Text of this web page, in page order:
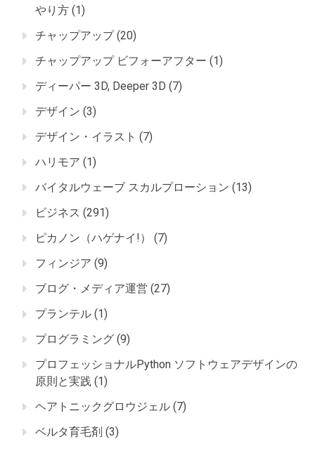
やり方 (1)
チャップアップ(20)
チャップアップ ビフォーアフター (1)
ディーパー 3D, Deeper 3D (7)
デザイン (3)
デザイン・イラスト (7)
ハリモア (1)
バイタルウェーブ スカルプローション (13)
ビジネス (291)
ピカノン（ハゲナイ!）
(7)
フィンジア (9)
ブログ・メディア運営 (27)
プランテル (1)
プログラミング (9)
プロフェッショナルPython ソフトウェアデザインの
原則と実践 (1)
ヘアトニックグロウジェル (7)
ベルタ育毛剤 (3)